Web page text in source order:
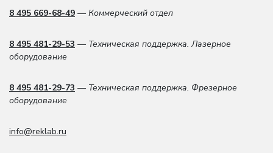
8 495 669-68-49 — Коммерческий отдел
8 495 481-29-53 — Техническая поддержка. Лазерное
оборудование
8 495 481-29-73 — Техническая поддержка. Фрезерное
оборудование
info@reklab.ru